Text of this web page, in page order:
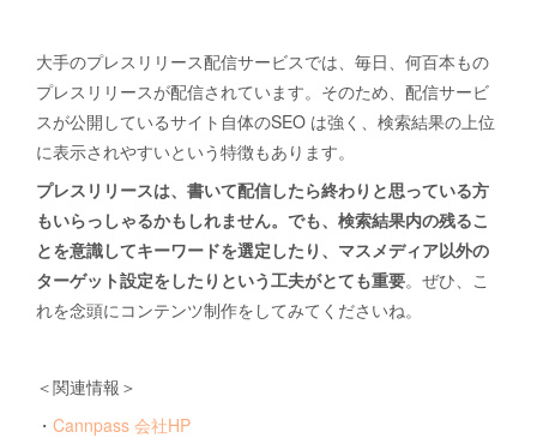
大手のプレスリリース配信サービスでは、毎日、何百本もの
プレスリリースが配信されています。そのため、配信サービ
スが公開しているサイト自体のSEO は強く、検索結果の上位
に表示されやすいという特徴もあります。
プレスリリースは、書いて配信したら終わりと思っている方
もいらっしゃるかもしれません。でも、検索結果内の残るこ
とを意識してキーワードを選定したり、マスメディア以外の
ターゲット設定をしたりという工夫がとても重要。ぜひ、こ
れを念頭にコンテンツ制作をしてみてくださいね。
＜関連情報＞
・ Cannpass 会社HP